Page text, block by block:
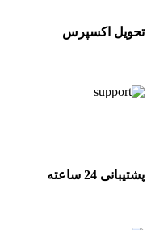
تحویل اکسپرس
پشتیبانی 24 ساعته